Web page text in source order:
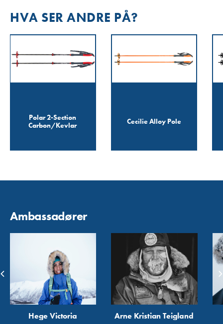
HVA SER ANDRE PÅ?
Polar 2-Section
Carbon/Kevlar
Cecilie Alloy Pole
Ambassadører
Hege Victoria Arne Kristian Teigland